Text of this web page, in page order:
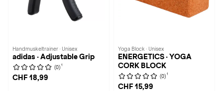
Handmuskeltrainer · Unisex
adidas · Adjustable Grip
(0) 1
CHF 18,99
Yoga Block · Unisex
ENERGETICS · YOGA
CORK BLOCK
(0) 1
CHF 15,99